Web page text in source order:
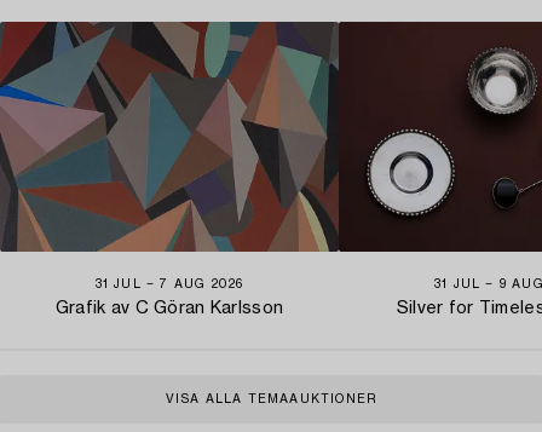
31 JUL − 7 AUG 2026
Grafik av C Göran Karlsson
31 JUL − 9
Silver for
VISA ALLA TEMAAUKTIONER